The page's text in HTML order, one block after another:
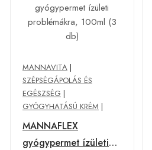
MANNAVITA |
SZÉPSÉGÁPOLÁS ÉS
EGÉSZSÉG |
GYÓGYHATÁSÚ KRÉM |
MANNAFLEX
gyógypermet ízületi